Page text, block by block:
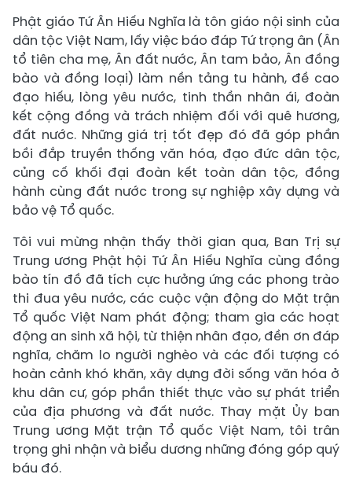
Phật giáo Tứ Ân Hiếu Nghĩa là tôn giáo nội sinh của
dân tộc Việt Nam, lấy việc báo đáp Tứ trọng ân (Ân
tổ tiên cha mẹ, Ân đất nước, Ân tam bảo, Ân đồng
bào và đồng loại) làm nền tảng tu hành, đề cao
đạo hiếu, lòng yêu nước, tinh thần nhân ái, đoàn
kết cộng đồng và trách nhiệm đối với quê hương,
đất nước. Những giá trị tốt đẹp đó đã góp phần
bồi đắp truyền thống văn hóa, đạo đức dân tộc,
củng cố khối đại đoàn kết toàn dân tộc, đồng
hành cùng đất nước trong sự nghiệp xây dựng và
bảo vệ Tổ quốc.
Tôi vui mừng nhận thấy thời gian qua, Ban Trị sự
Trung ương Phật hội Tứ Ân Hiếu Nghĩa cùng đồng
bào tín đồ đã tích cực hưởng ứng các phong trào
thi đua yêu nước, các cuộc vận động do Mặt trận
Tổ quốc Việt Nam phát động; tham gia các hoạt
động an sinh xã hội, từ thiện nhân đạo, đền ơn đáp
nghĩa, chăm lo người nghèo và các đối tượng có
hoàn cảnh khó khăn, xây dựng đời sống văn hóa ở
khu dân cư, góp phần thiết thực vào sự phát triển
của địa phương và đất nước. Thay mặt Ủy ban
Trung ương Mặt trận Tổ quốc Việt Nam, tôi trân
trọng ghi nhận và biểu dương những đóng góp quý
báu đó.